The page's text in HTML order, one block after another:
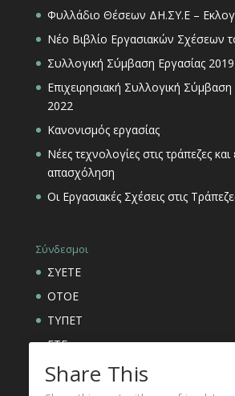
Φυλλάδιο Θέσεων ΔΗ.ΣΥ.Ε –
Νέο Βιβλίο Εργασιακών Σχέσεων
Συλλογική Σύμβαση Εργασίας
Επιχειρησιακή Συλλογική
2022
Κανονισμός εργασίας
Νέες τεχνολογίες στις τράπεζες
απασχόληση
Οι Εργασιακές Σχέσεις στις
Σύνδεσμοι
ΣΥΕΤΕ
ΟΤΟΕ
ΤΥΠΕΤ
ΕΤΕ
ΑΣΦΑΛΙΣΤΙΚΟΙ ΟΡΓΑΝΙΣΜΟΙ ΕΤΕ
Share This